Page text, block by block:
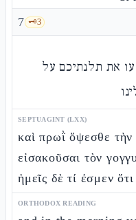
7 🗝️3
את תלנתיכם על
SEPTUAGINT (LXX)
καὶ πρωῒ ὄψεσθε
εἰσακοῦσαι τὸν
ἡμεῖς δὲ τί ἐσμεν
ORTHODOX READING